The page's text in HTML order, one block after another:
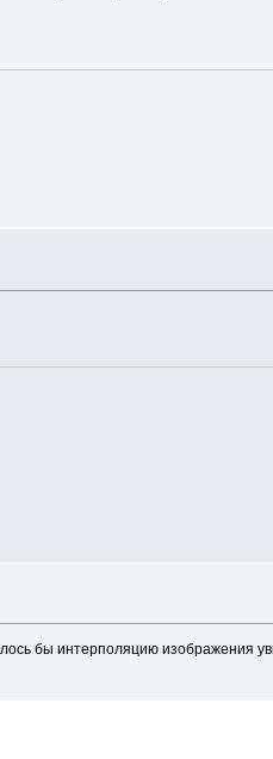
бы интерполяцию изображения